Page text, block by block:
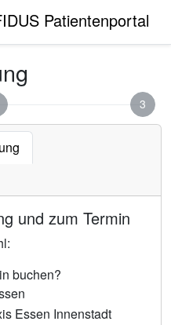
Patientenportal
3
und zum Termin
buchen?
Essen Innenstadt